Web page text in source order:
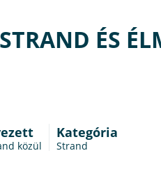
ÉS
közül
Kategória
Strand